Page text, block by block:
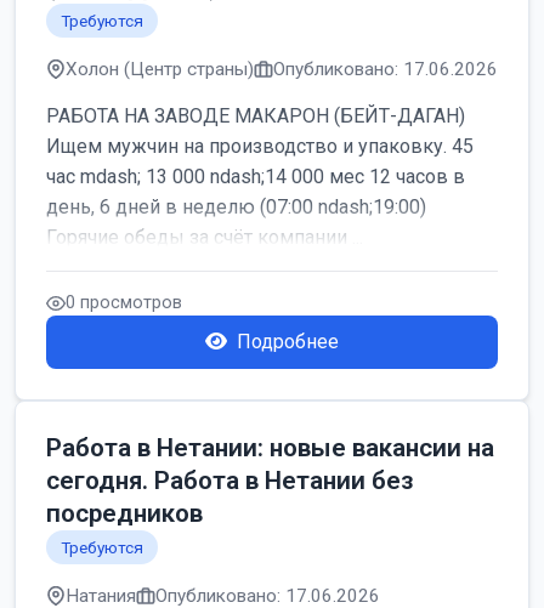
Требуются
Холон (Центр страны) Опубликовано: 17.06.2026
РАБОТА НА ЗАВОДЕ МАКАРОН (БЕЙТ-ДАГАН)
Ищем мужчин на производство и упаковку. 45
час mdash; 13 000 ndash;14 000 мес 12 часов в
день, 6 дней в неделю (07:00 ndash;19:00)
Горячие обеды за счёт компании ...
0 просмотров
Подробнее
Работа в Нетании: новые вакансии на
сегодня. Работа в Нетании без
посредников
Требуются
Натания Опубликовано: 17.06.2026